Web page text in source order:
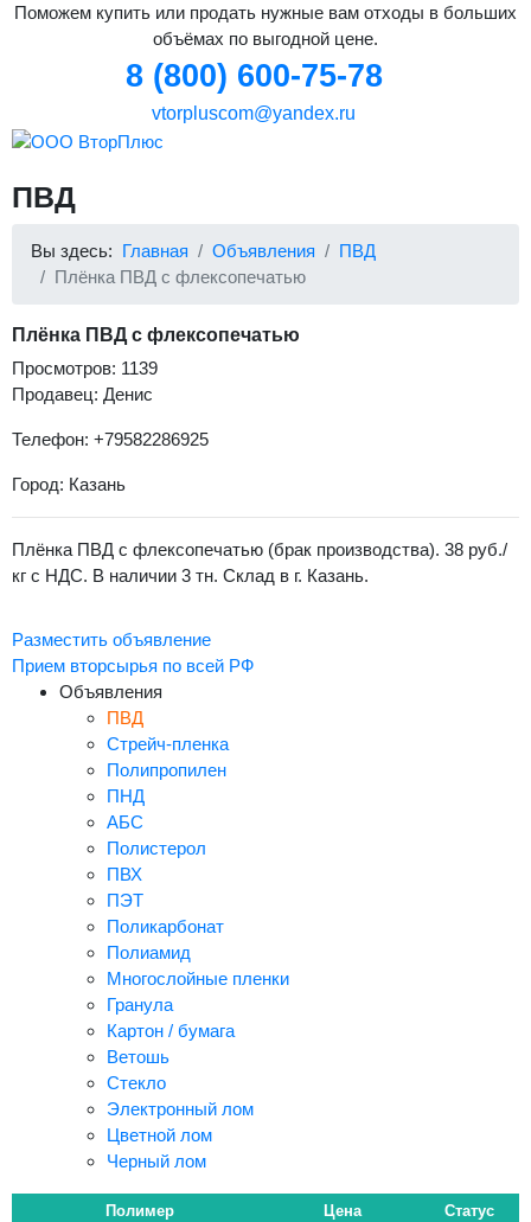
Поможем купить или продать нужные вам отходы в больших
объёмах по выгодной цене.
8 (800) 600-75-78
vtorpluscom@yandex.ru
ПВД
Вы здесь: Главная Объявления
ПВД
Плёнка ПВД с флексопечатью
Плёнка ПВД с флексопечатью
Просмотров: 1139
Продавец: Денис
Телефон: +79582286925
Город: Казань
Плёнка ПВД с флексопечатью (брак производства). 38 руб./
кг с НДС. В наличии 3 тн. Склад в г. Казань.
Разместить объявление
Прием вторсырья по всей РФ
Объявления
ПВД
Стрейч-пленка
Полипропилен
ПНД
АБС
Полистерол
ПВХ
ПЭТ
Поликарбонат
Полиамид
Многослойные пленки
Гранула
Картон / бумага
Ветошь
Стекло
Электронный лом
Цветной лом
Черный лом
Полимер Цена Статус